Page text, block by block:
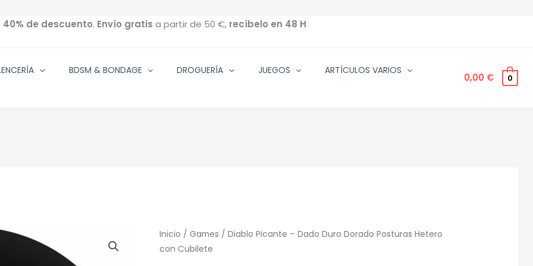
40% de descuento. Envío gratis a partir de 50 €, recíbelo en 48 H
BDSM & BONDAGE DROGUERÍA JUEGOS
ARTÍCULOS VARIOS
0,00 € 0
Inicio / Games / Diablo Picante – Dado Duro Dorado Posturas Hetero
con Cubilete